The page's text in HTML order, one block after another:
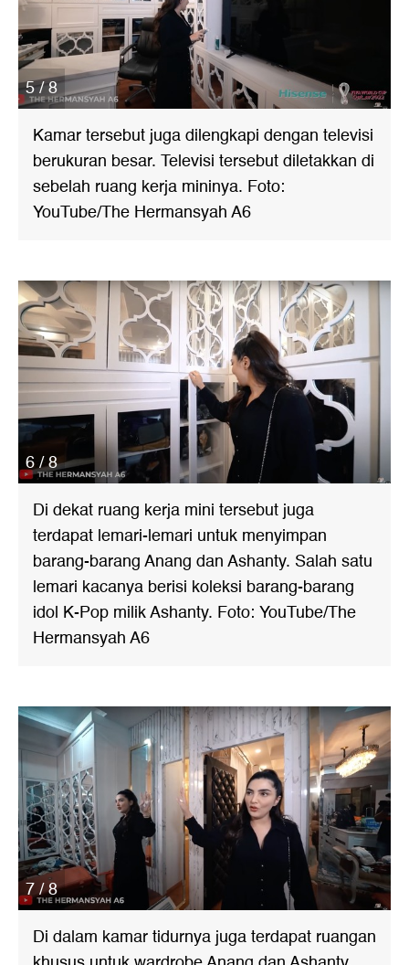
5 / 8
Kamar tersebut juga dilengkapi dengan televisi
berukuran besar. Televisi tersebut diletakkan di
sebelah ruang kerja mininya. Foto:
YouTube/The Hermansyah A6
6 / 8
Di dekat ruang kerja mini tersebut juga
terdapat lemari-lemari untuk menyimpan
barang-barang Anang dan Ashanty. Salah satu
lemari kacanya berisi koleksi barang-barang
idol K-Pop milik Ashanty. Foto: YouTube/The
Hermansyah A6
7 / 8
Di dalam kamar tidurnya juga terdapat ruangan